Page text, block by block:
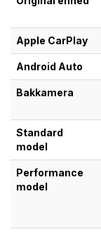
Apple CarPlay
Android Auto
Bakkamera
Standard
model
Performance
model